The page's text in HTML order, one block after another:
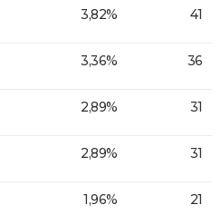
3,82% 41
3,36% 36
2,89% 31
2,89% 31
1,96% 21